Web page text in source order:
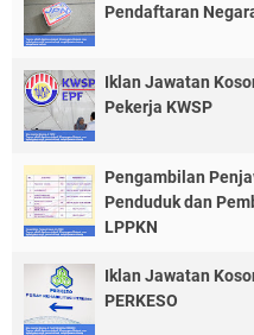
Pendaftaran
Iklan Jawatan
Pekerja KWSP
Pengambilan
Penduduk dan
LPPKN
Iklan Jawatan
PERKESO